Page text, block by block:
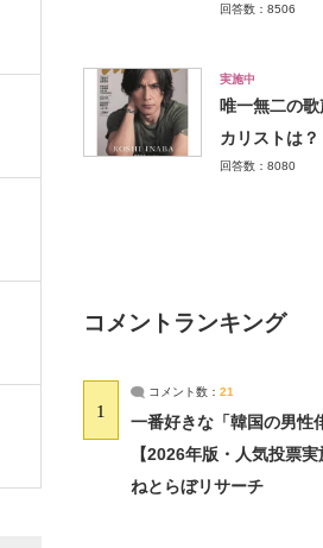
回答数：8506
実施中
唯一無二の
カリストは？
回答数：8080
コメントランキング
1
コメント数： 21
一番好きな「韓国の男性
【2026年版・人気投票
ねとらぼリサーチ